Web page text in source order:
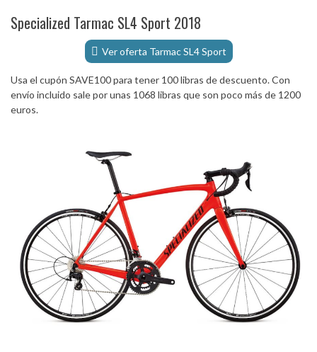
Specialized Tarmac SL4 Sport 2018
Ver oferta Tarmac SL4 Sport
Usa el cupón SAVE100 para tener 100 libras de descuento. Con
envío incluido sale por unas 1068 libras que son poco más de 1200
euros.